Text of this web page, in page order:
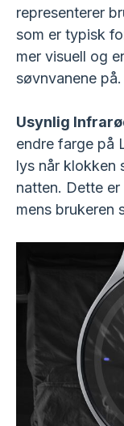
representerer
som er typisk
mer visuell og
søvnvanene på.
Usynlig
endre farge på
lys når klokken
natten. Dette
mens brukeren